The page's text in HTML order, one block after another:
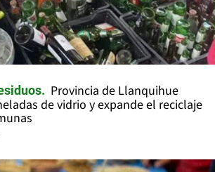
Provincia de Llanquihue
de vidrio y expande el reciclaje